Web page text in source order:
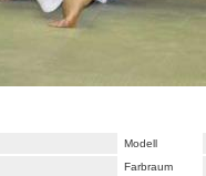
Modell
Farbraum